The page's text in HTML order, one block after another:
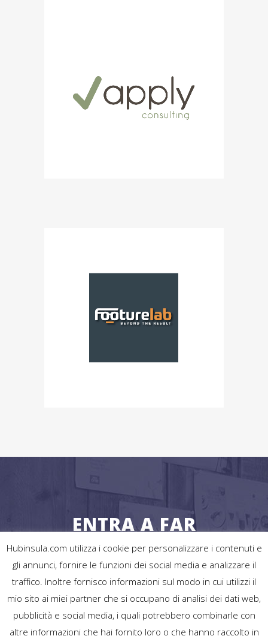
ENTRA A FAR
PARTE DELLA RETE
UNISCITI
Hubinsula.com utilizza i cookie per personalizzare i contenuti e
gli annunci, fornire le funzioni dei social media e analizzare il
traffico. Inoltre fornisco informazioni sul modo in cui utilizzi il
mio sito ai miei partner che si occupano di analisi dei dati web,
pubblicità e social media, i quali potrebbero combinarle con
altre informazioni che hai fornito loro o che hanno raccolto in